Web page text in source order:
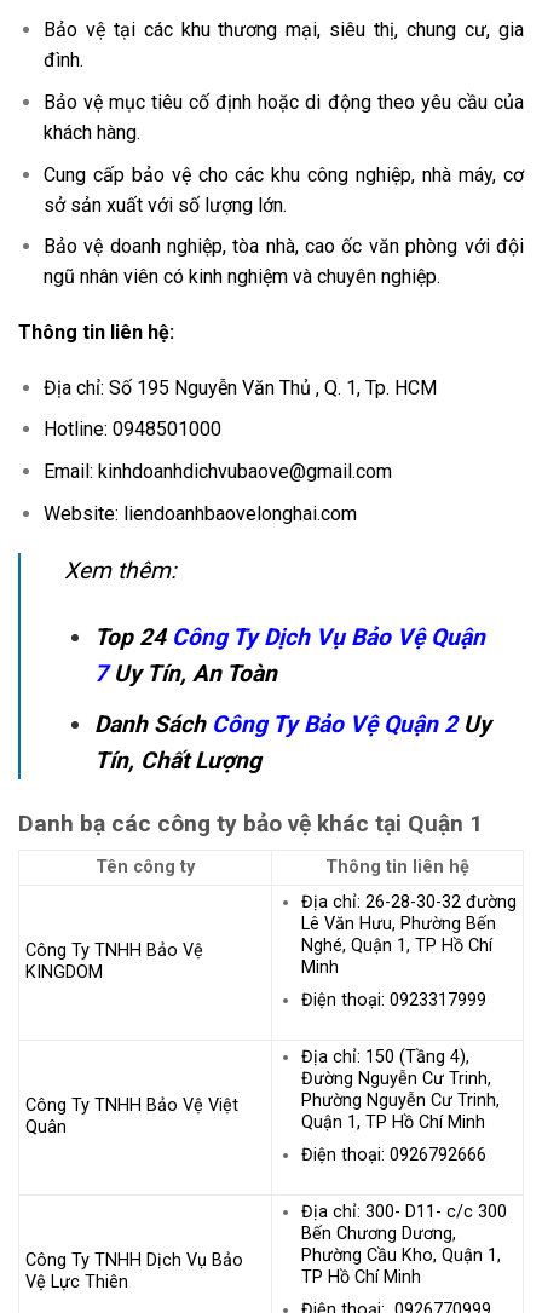
Bảo vệ tại các khu thương mại, siêu thị, chung cư, gia
đình.
Bảo vệ mục tiêu cố định hoặc di động theo yêu cầu của
khách hàng.
Cung cấp bảo vệ cho các khu công nghiệp, nhà máy, cơ
sở sản xuất với số lượng lớn.
Bảo vệ doanh nghiệp, tòa nhà, cao ốc văn phòng với đội
ngũ nhân viên có kinh nghiệm và chuyên nghiệp.
Thông tin liên hệ:
Địa chỉ: Số 195 Nguyễn Văn Thủ , Q. 1, Tp. HCM
Hotline: 0948501000
Email: kinhdoanhdichvubaove@gmail.com
Website: liendoanhbaovelonghai.com
Xem thêm:
Top 24 Công Ty Dịch Vụ Bảo Vệ Quận
7Uy Tín, An Toàn
Danh Sách Công Ty Bảo Vệ Quận 2Uy
Tín, Chất Lượng
Danh bạ các công ty bảo vệ khác tại Quận 1
Tên công ty Thông tin liên hệ
Công Ty TNHH Bảo Vệ
KINGDOM
Địa chỉ: 26-28-30-32 đường
Lê Văn Hưu, Phường Bến
Nghé, Quận 1, TP Hồ Chí
Minh
Điện thoại: 0923317999
Công Ty TNHH Bảo Vệ Việt
Quân
Địa chỉ: 150 (Tầng 4),
Đường Nguyễn Cư Trinh,
Phường Nguyễn Cư Trinh,
Quận 1, TP Hồ Chí Minh
Điện thoại: 0926792666
Công Ty TNHH Dịch Vụ Bảo
Vệ Lực Thiên
Địa chỉ: 300- D11- c/c 300
Bến Chương Dương,
Phường Cầu Kho, Quận 1,
TP Hồ Chí Minh